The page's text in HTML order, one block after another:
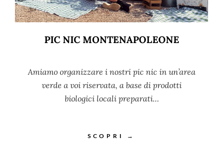
PIC NIC MONTENAPOLEONE
Amiamo organizzare i nostri pic nic in un’area
verde a voi riservata, a base di prodotti
biologici locali preparati…
SCOPRI →